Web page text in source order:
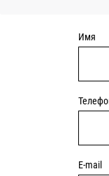
Имя
E-mail